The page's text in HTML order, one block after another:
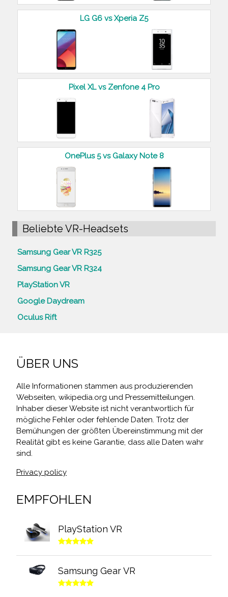
LG G6 vs Xperia Z5
Pixel XL vs Zenfone 4 Pro
OnePlus 5 vs Galaxy Note 8
Beliebte VR-Headsets
Samsung Gear VR R325
Samsung Gear VR R324
PlayStation VR
Google Daydream
Oculus Rift
ÜBER UNS
Alle Informationen stammen aus produzierenden
Webseiten, wikipedia.org und Pressemitteilungen.
Inhaber dieser Website ist nicht verantwortlich für
mögliche Fehler oder fehlende Daten. Trotz der
Bemühungen der größten Übereinstimmung mit der
Realität gibt es keine Garantie, dass alle Daten wahr
sind.
Privacy policy
EMPFOHLEN
PlayStation VR
Samsung Gear VR